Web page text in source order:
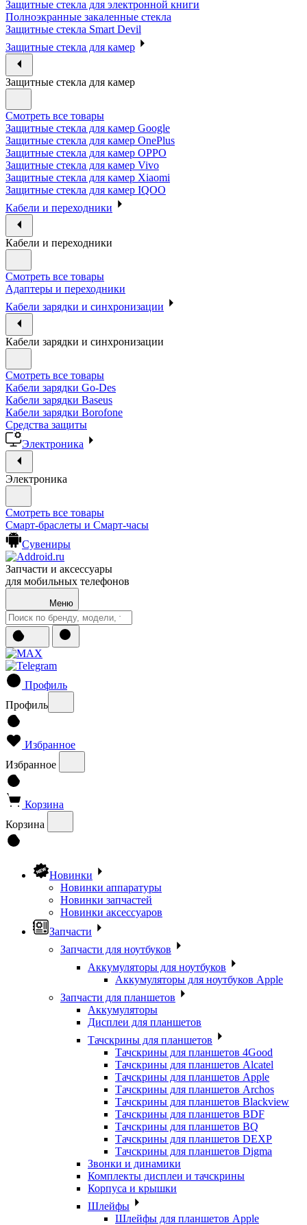
Защитные стекла для электронной книги
Полноэкранные закаленные стекла
Защитные стекла Smart Devil
Защитные стекла для камер
Защитные стекла для камер
Смотреть все товары
Защитные стекла для камер Google
Защитные стекла для камер OnePlus
Защитные стекла для камер OPPO
Защитные стекла для камер Vivo
Защитные стекла для камер Xiaomi
Защитные стекла для камер IQOO
Кабели и переходники
Кабели и переходники
Смотреть все товары
Адаптеры и переходники
Кабели зарядки и синхронизации
Кабели зарядки и синхронизации
Смотреть все товары
Кабели зарядки Go-Des
Кабели зарядки Baseus
Кабели зарядки Borofone
Средства защиты
Электроника
Электроника
Смотреть все товары
Смарт-браслеты и Смарт-часы
Сувениры
Запчасти и аксессуары
для мобильных телефонов
Меню
Профиль
Профиль
Избранное
Избранное
Корзина
Корзина
Новинки
Новинки аппаратуры
Новинки запчастей
Новинки аксессуаров
Запчасти
Запчасти для ноутбуков
Аккумуляторы для ноутбуков
Аккумуляторы для ноутбуков Apple
Запчасти для планшетов
Аккумуляторы
Дисплеи для планшетов
Тачскрины для планшетов
Тачскрины для планшетов 4Good
Тачскрины для планшетов Alcatel
Тачскрины для планшетов Apple
Тачскрины для планшетов Archos
Тачскрины для планшетов Blackview
Тачскрины для планшетов BDF
Тачскрины для планшетов BQ
Тачскрины для планшетов DEXP
Тачскрины для планшетов Digma
Звонки и динамики
Комплекты дисплеи и тачскрины
Корпуса и крышки
Шлейфы
Шлейфы для планшетов Apple